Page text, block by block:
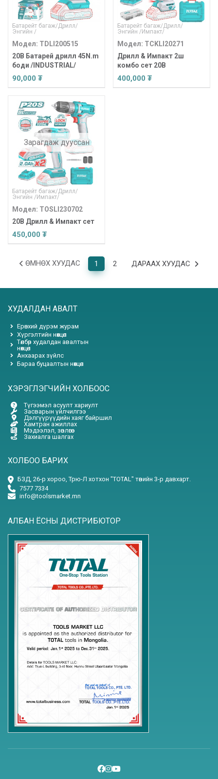
Батарейт багаж/Дрилл/
Энгийн /
Модел: TDLI200515
20В Батарей дрилл 45N.m
боди /INDUSTRIAL/
90,000 ₮
Батарейт багаж/Дрилл/
Энгийн /Импакт/
Модел: TCKLI20271
Дрилл & Импакт 2ш
комбо сет 20В
400,000 ₮
Зарагдаж дууссан
Батарейт багаж/Дрилл/
Энгийн /Импакт/
Модел: TOSLI230702
20В Дрилл & Импакт сет
450,000 ₮
ӨМНӨХ ХУУДАС 1 2 ДАРААХ ХУУДАС
ХУДАЛДАН АВАЛТ
Ерөнхий дүрэм журам
Хүргэлтийн нөхцөл
Төлбөр худалдан авалтын
нөхцөл
Анхаарах зүйлс
Бараа буцаалтын нөхцөл
ХЭРЭГЛЭГЧИЙН ХОЛБООС
Түгээмэл асуулт хариулт
Засварын үйлчилгээ
Дэлгүүрүүдийн хаяг байршил
Хамтран ажиллах
Мэдээлэл, зөвлөгөө
Захиалга шалгах
ХОЛБОО БАРИХ
БЗД, 26-р хороо, Трю-Л хотхон "TOTAL" төвийн 3-р давхарт.
7577 7334
info@toolsmarket.mn
АЛБАН ЁСНЫ ДИСТРИБЮТОР